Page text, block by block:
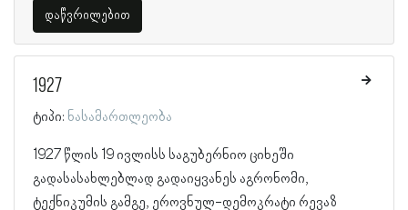
დაწვრილებით
1927
ტიპი: ნასამართლეობა
1927 წლის 19 ივლისს საგუბერნიო ციხეში
გადასასახლებლად გადაიყვანეს აგრონომი,
ტექნიკუმის გამგე, ეროვნულ-დემოკრატი რევაზ